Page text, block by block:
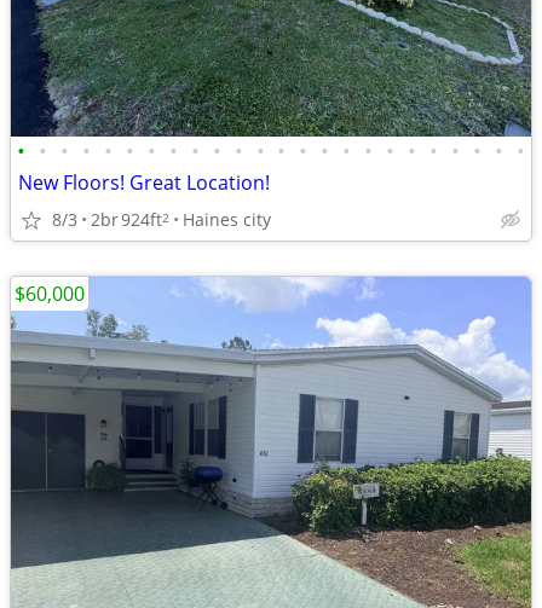
• • • • • • • • • • • • • • • • • • • • • • • •
New Floors! Great Location!
8/3 2br924ft2 Haines city
$60,000